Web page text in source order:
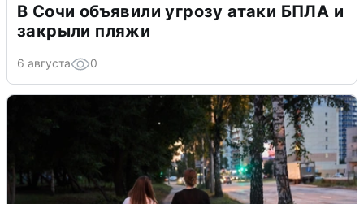
В Сочи объявили угрозу атаки БПЛА и
закрыли пляжи
6 августа 0